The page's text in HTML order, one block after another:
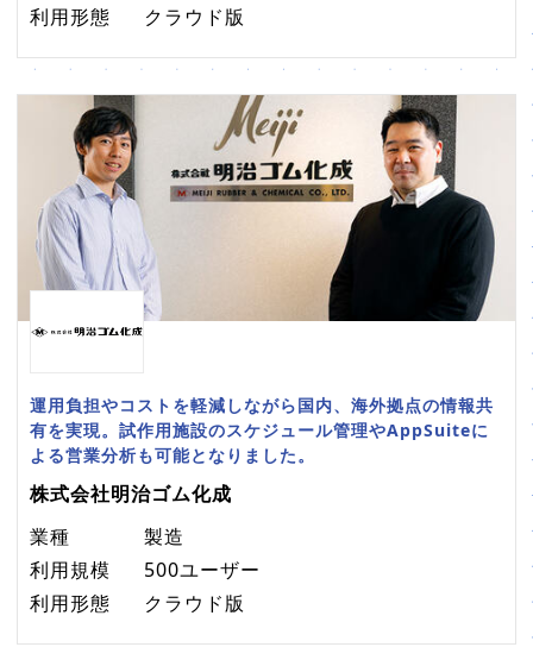
利用形態
クラウド版
運用負担やコストを軽減しながら国内、海外拠点の情報共
有を実現。試作用施設のスケジュール管理やAppSuiteに
よる営業分析も可能となりました。
株式会社明治ゴム化成
業種
製造
利用規模
500ユーザー
利用形態
クラウド版